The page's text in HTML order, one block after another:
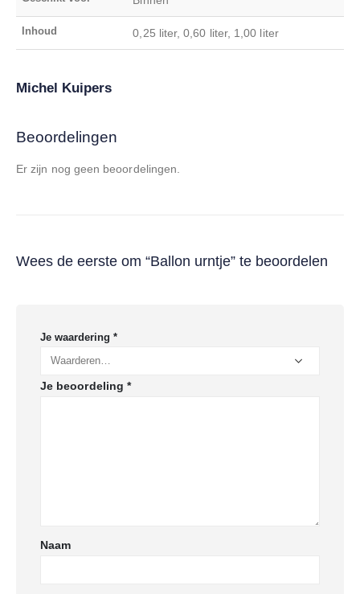
Inhoud 0,25 liter, 0,60 liter, 1,00 liter
Michel Kuipers
Beoordelingen
Er zijn nog geen beoordelingen.
Wees de eerste om “Ballon urntje” te beoordelen
Je waardering *
Je beoordeling*
Naam